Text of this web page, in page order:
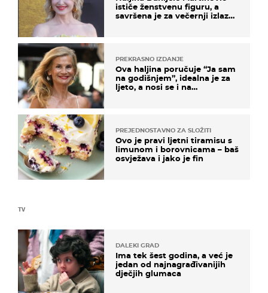
TV
DALEKI GRAD
Ima tek šest godina, a već je
jedan od najnagrađivanijih
dječjih glumaca
ističe ženstvenu figuru, a
savršena je za večernji izlazak
PREKRASNO IZDANJE
Ova haljina poručuje “Ja sam
na godišnjem”, idealna je za
ljeto, a nosi se i na
PREJEDNOSTAVNO ZA SLOŽITI
Ovo je pravi ljetni tiramisu s
limunom i borovnicama – baš
osvježava i jako je fin